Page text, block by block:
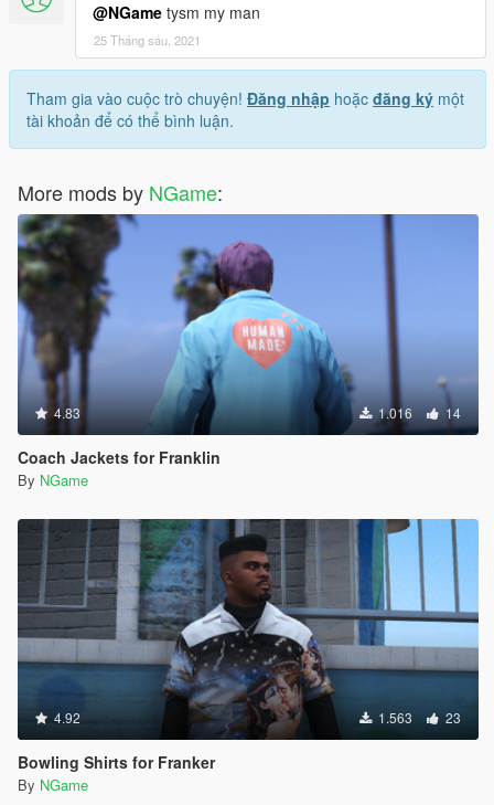
@NGame tysm my man
25 Tháng sáu, 2021
Tham gia vào cuộc trò chuyện! Đăng nhập hoặc đăng ký một
tài khoản để có thể bình luận.
More mods by NGame:
4.83 1.016 14
Coach Jackets for Franklin
By NGame
4.92 1.563 23
Bowling Shirts for Franker
By NGame